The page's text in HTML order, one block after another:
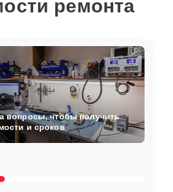
ремонта
вопросы, чтобы получить
и сроков